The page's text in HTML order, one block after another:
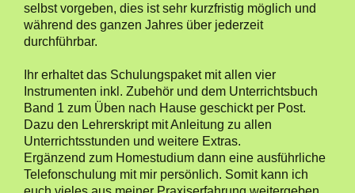
selbst vorgeben, dies ist sehr kurzfristig möglich und
während des ganzen Jahres über jederzeit
durchführbar.
Ihr erhaltet das Schulungspaket mit allen vier
Instrumenten inkl. Zubehör und dem Unterrichtsbuch
Band 1 zum Üben nach Hause geschickt per Post.
Dazu den Lehrerskript mit Anleitung zu allen
Unterrichtsstunden und weitere Extras.
Ergänzend zum Homestudium dann eine ausführliche
Telefonschulung mit mir persönlich. Somit kann ich